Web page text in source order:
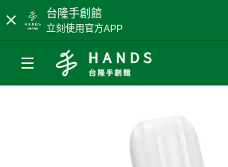
台隆手創館
立刻使用官方APP